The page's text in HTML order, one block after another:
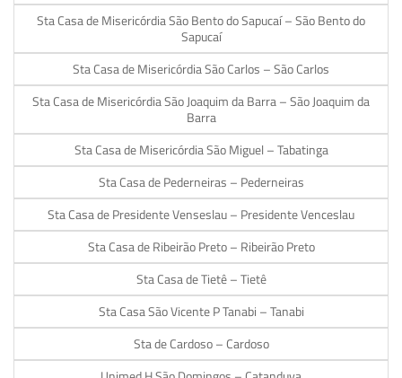
Sta Casa de Misericórdia São Bento do Sapucaí – São Bento do
Sapucaí
Sta Casa de Misericórdia São Carlos – São Carlos
Sta Casa de Misericórdia São Joaquim da Barra – São Joaquim da
Barra
Sta Casa de Misericórdia São Miguel – Tabatinga
Sta Casa de Pederneiras – Pederneiras
Sta Casa de Presidente Venseslau – Presidente Venceslau
Sta Casa de Ribeirão Preto – Ribeirão Preto
Sta Casa de Tietê – Tietê
Sta Casa São Vicente P Tanabi – Tanabi
Sta de Cardoso – Cardoso